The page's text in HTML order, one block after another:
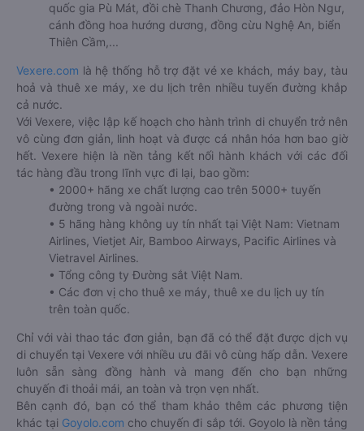
quốc gia Pù Mát, đồi chè Thanh Chương, đảo Hòn Ngư,
cánh đồng hoa hướng dương, đồng cừu Nghệ An, biển
Thiên Cầm,...
Vexere.com là hệ thống hỗ trợ đặt vé xe khách, máy bay, tàu
hoả và thuê xe máy, xe du lịch trên nhiều tuyến đường khắp
cả nước.
Với Vexere, việc lập kế hoạch cho hành trình di chuyển trở nên
vô cùng đơn giản, linh hoạt và được cá nhân hóa hơn bao giờ
hết. Vexere hiện là nền tảng kết nối hành khách với các đối
tác hàng đầu trong lĩnh vực đi lại, bao gồm:
• 2000+ hãng xe chất lượng cao trên 5000+ tuyến
đường trong và ngoài nước.
• 5 hãng hàng không uy tín nhất tại Việt Nam: Vietnam
Airlines, Vietjet Air, Bamboo Airways, Pacific Airlines và
Vietravel Airlines.
• Tổng công ty Đường sắt Việt Nam.
• Các đơn vị cho thuê xe máy, thuê xe du lịch uy tín
trên toàn quốc.
Chỉ với vài thao tác đơn giản, bạn đã có thể đặt được dịch vụ
di chuyển tại Vexere với nhiều ưu đãi vô cùng hấp dẫn. Vexere
luôn sẵn sàng đồng hành và mang đến cho bạn những
chuyến đi thoải mái, an toàn và trọn vẹn nhất.
Bên cạnh đó, bạn có thể tham khảo thêm các phương tiện
khác tại Goyolo.com cho chuyến đi sắp tới. Goyolo là nền tảng